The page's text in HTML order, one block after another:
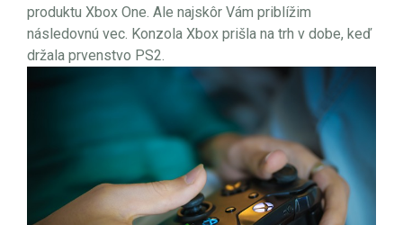
produktu Xbox One. Ale najskôr Vám priblížim
následovnú vec. Konzola Xbox prišla na trh v dobe, keď
držala prvenstvo PS2.